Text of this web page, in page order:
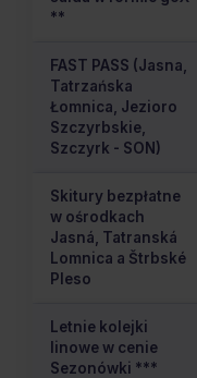
**
FAST PASS (Jasna,
Tatrzańska
Łomnica, Jezioro
Szczyrbskie,
Szczyrk - SON)
Skitury bezpłatne
w ośrodkach
Jasná, Tatranská
Lomnica a Štrbské
Pleso
Letnie kolejki
linowe w cenie
Sezonówki ***